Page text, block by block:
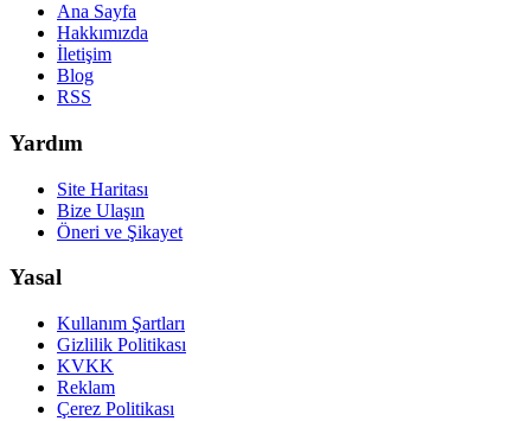
Ana Sayfa
Hakkımızda
İletişim
Blog
RSS
Yardım
Site Haritası
Bize Ulaşın
Öneri ve Şikayet
Yasal
Kullanım Şartları
Gizlilik Politikası
KVKK
Reklam
Çerez Politikası